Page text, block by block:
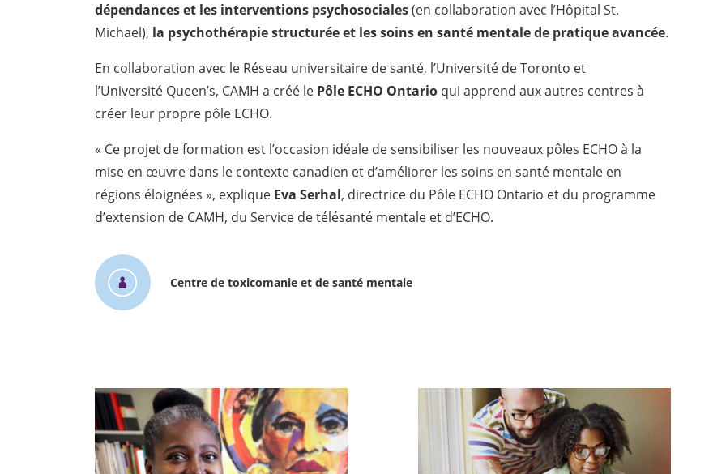
dépendances et les interventions psychosociales(en collaboration avec l’Hôpital St.
Michael), la psychothérapie structurée et les soins en santé mentale de pratique avancée.
En collaboration avec le Réseau universitaire de santé, l’Université de Toronto et
l’Université Queen’s, CAMH a créé le Pôle ECHO Ontario qui apprend aux autres centres à
créer leur propre pôle ECHO.
« Ce projet de formation est l’occasion idéale de sensibiliser les nouveaux pôles ECHO à la
mise en œuvre dans le contexte canadien et d’améliorer les soins en santé mentale en
régions éloignées », explique Eva Serhal, directrice du Pôle ECHO Ontario et du programme
d’extension de CAMH, du Service de télésanté mentale et d’ECHO.
Centre de toxicomanie et de santé mentale